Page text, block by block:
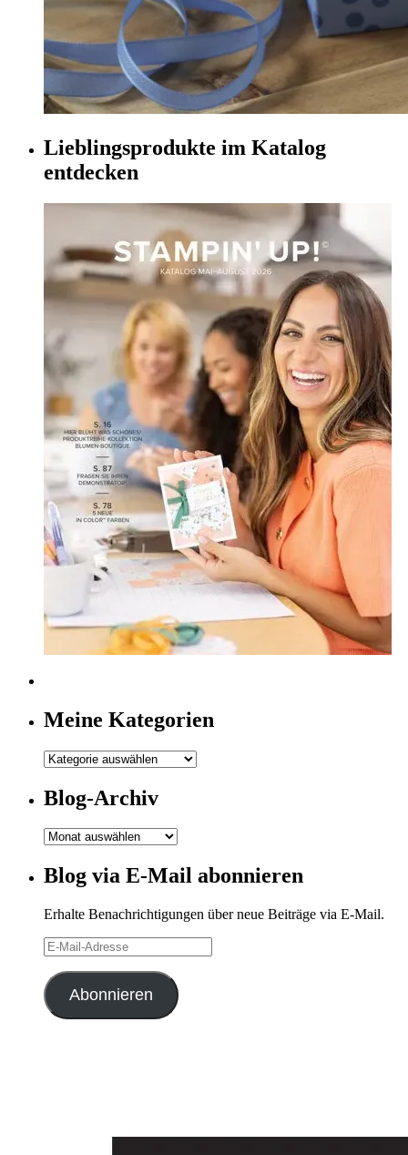
Lieblingsprodukte im Katalog
entdecken
Meine Kategorien
Meine
Blog-Archiv
Blog-
Blog via E-Mail abonnieren
Erhalte Benachrichtigungen über neue Beiträge via E-Mail.
E-
Mail-
Adresse
Abonnieren